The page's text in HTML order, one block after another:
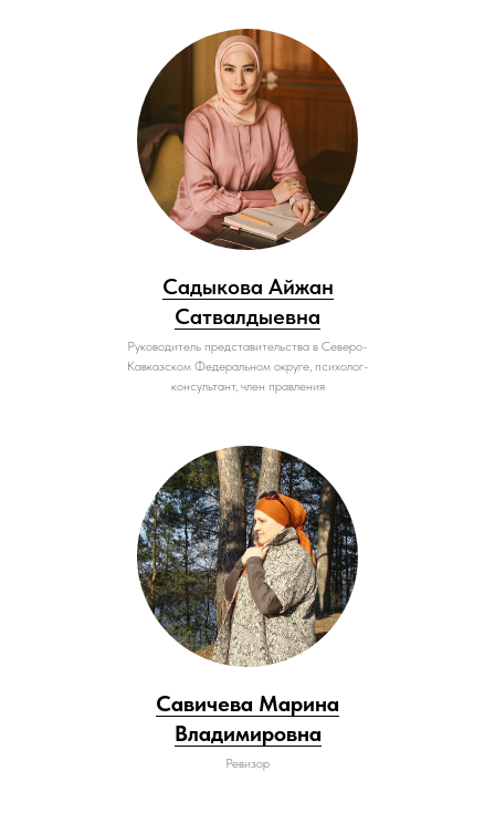
Садыкова Айжан
Сатвалдыевна
Руководитель представительства в Северо-
Кавказском Федеральном округе, психолог-
консультант, член правления
Савичева Марина
Владимировна
Ревизор